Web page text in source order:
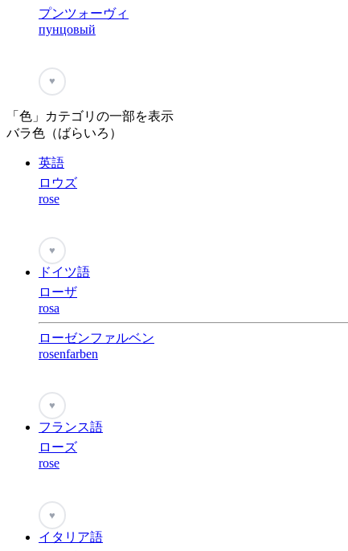
プンツォーヴィ
пунцовый
♥
「色」カテゴリの一部を表示
バラ色（ばらいろ）
英語
ロウズ
rose
♥
ドイツ語
ローザ
rosa
ローゼンファルベン
rosenfarben
♥
フランス語
ローズ
rose
♥
イタリア語